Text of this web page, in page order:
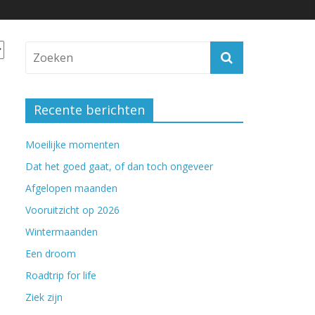
Recente berichten
Moeilijke momenten
Dat het goed gaat, of dan toch ongeveer
Afgelopen maanden
Vooruitzicht op 2026
Wintermaanden
Een droom
Roadtrip for life
Ziek zijn